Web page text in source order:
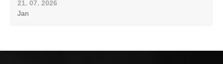
21. 07. 2026
Jan